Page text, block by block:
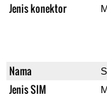
Jenis konektor
Nama
Jenis SIM